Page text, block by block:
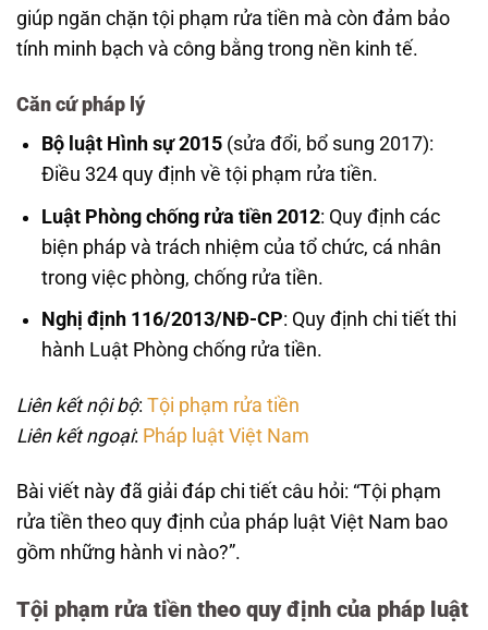
giúp ngăn chặn tội phạm rửa tiền mà còn đảm bảo
tính minh bạch và công bằng trong nền kinh tế.
Căn cứ pháp lý
Bộ luật Hình sự 2015(sửa đổi, bổ sung 2017):
Điều 324 quy định về tội phạm rửa tiền.
Luật Phòng chống rửa tiền 2012: Quy định các
biện pháp và trách nhiệm của tổ chức, cá nhân
trong việc phòng, chống rửa tiền.
Nghị định 116/2013/NĐ-CP: Quy định chi tiết thi
hành Luật Phòng chống rửa tiền.
Liên kết nội bộ: Tội phạm rửa tiền
Liên kết ngoại: Pháp luật Việt Nam
Bài viết này đã giải đáp chi tiết câu hỏi: “Tội phạm
rửa tiền theo quy định của pháp luật Việt Nam bao
gồm những hành vi nào?”.
Tội phạm rửa tiền theo quy định của pháp luật